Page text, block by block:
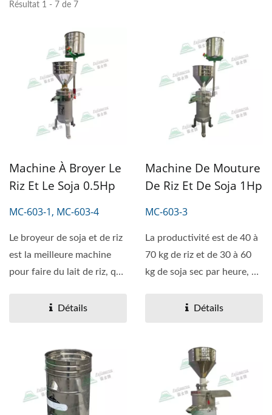
Résultat 1 - 7 de 7
Machine À Broyer Le
Riz Et Le Soja 0.5Hp
MC-603-1, MC-603-4
Le broyeur de soja et de riz
est la meilleure machine
pour faire du lait de riz, qui
Détails
Machine De Mouture
De Riz Et De Soja 1Hp
MC-603-3
La productivité est de 40 à
70 kg de riz et de 30 à 60
kg de soja sec par heure, ce
Détails